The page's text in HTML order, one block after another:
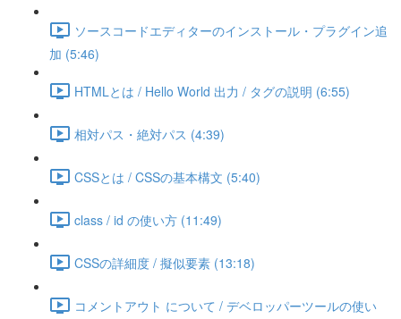
ソースコードエディターのインストール・プラグイン追
加 (5:46)
HTMLとは / Hello World 出力 / タグの説明 (6:55)
相対パス・絶対パス (4:39)
CSSとは / CSSの基本構文 (5:40)
class / id の使い方 (11:49)
CSSの詳細度 / 擬似要素 (13:18)
コメントアウト について / デベロッパーツールの使い